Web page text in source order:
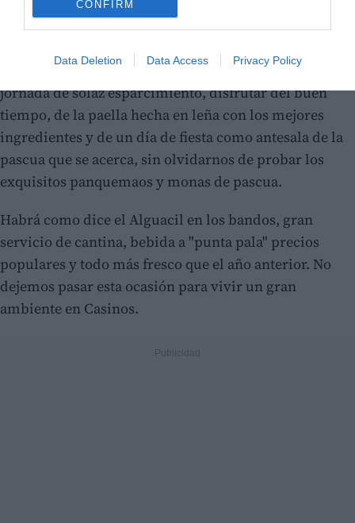
CONFIRM
Data Deletion Data Access Privacy Policy
tiempo lo permite, que esperemos lo haga, pasar una
jornada de solaz esparcimiento, disfrutar del buen
tiempo, de la paella hecha en leña con los mejores
ingredientes y de un día de fiesta como antesala de la
pascua que se acerca, sin olvidarnos de probar los
exquisitos panquemaos y monas de pascua.
Habrá como dice el Alguacil en los bandos, gran
servicio de cantina, bebida a "punta pala" precios
populares y todo más fresco que el año anterior. No
dejemos pasar esta ocasión para vivir un gran
ambiente en Casinos.